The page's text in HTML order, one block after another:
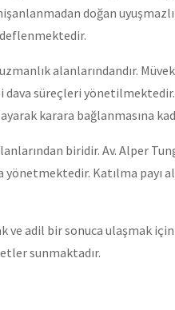
doğan
alanlarındandır.
süreçleri
karara bağlanmasına
biridir. Av. Alper
Katılma payı
ve adil bir sonuca ulaşmak
sunmaktadır.